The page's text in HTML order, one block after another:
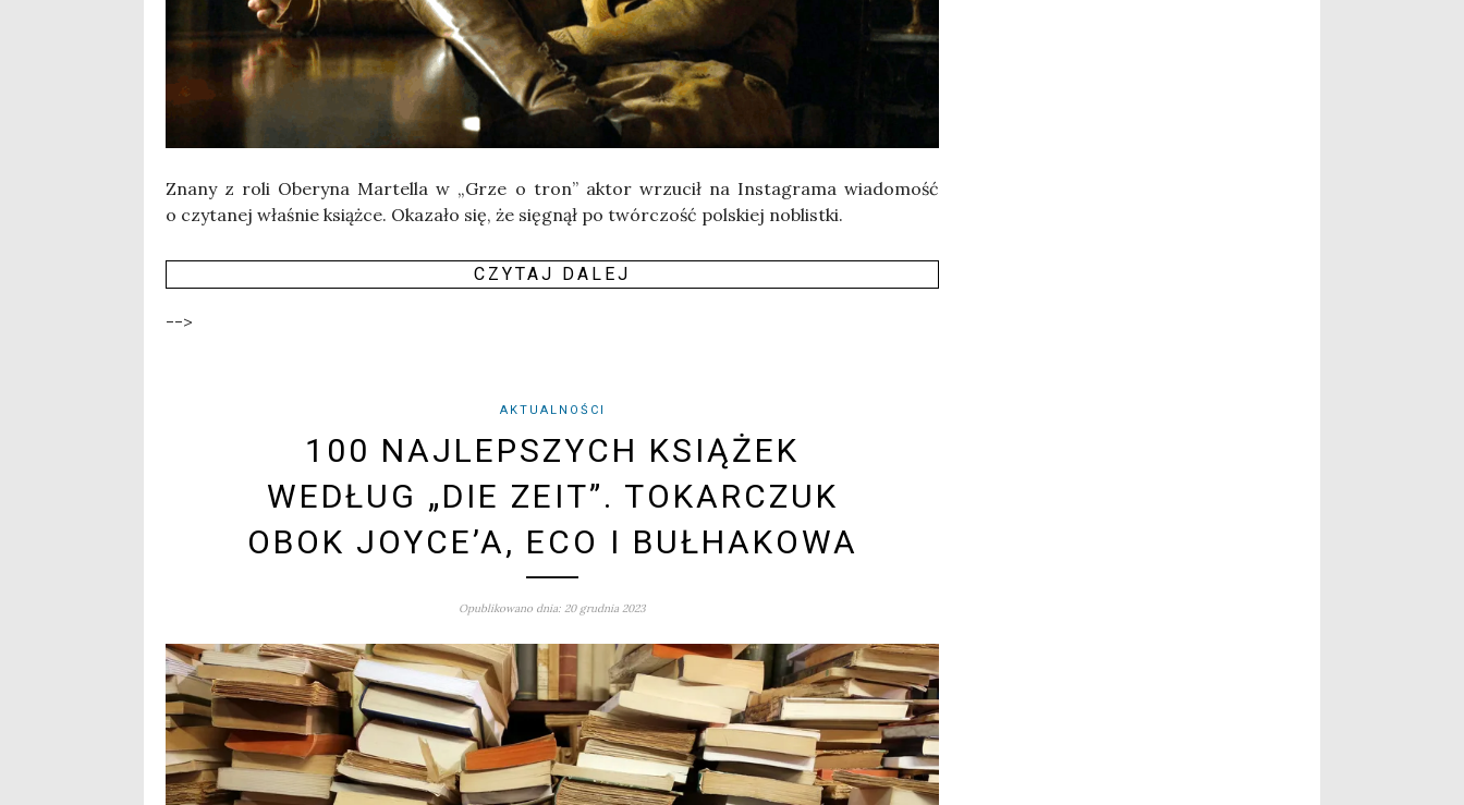
Zna­ny z roli Obe­ry­na Mar­tel­la w „Grze o tron” aktor wrzu­cił na Insta­gra­ma wia­do­mość
o czy­ta­nej wła­śnie książ­ce. Oka­za­ło się, że się­gnął po twór­czość pol­skiej noblistki.
CZY­TAJ DALEJ
-->
AKTUALNOŚCI
100 NAJLEPSZYCH KSIĄŻEK
WEDŁUG „DIE ZEIT”. TOKARCZUK
OBOK JOYCE’A, ECO I BUŁHAKOWA
Opublikowano dnia: 20 grudnia 2023